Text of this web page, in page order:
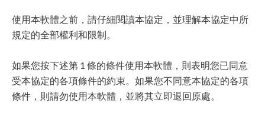
使用本軟體之前，請仔細閱讀本協定，並理解本協定中所
規定的全部權利和限制。
如果您按下述第 1 條的條件使用本軟體，則表明您已同意
受本協定的各項條件的約束。如果您不同意本協定的各項
條件，則請勿使用本軟體，並將其立即退回原處。